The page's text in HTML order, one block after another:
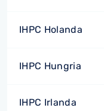
IHPC Holanda
IHPC Hungria
IHPC Irlanda